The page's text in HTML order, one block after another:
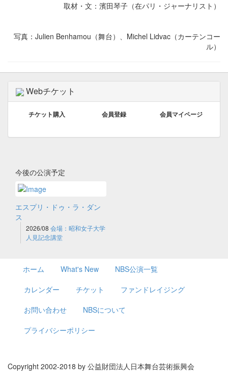
取材・文：濱田琴子（在パリ・ジャーナリスト）
写真：Julien Benhamou（舞台）、Michel Lidvac（カーテンコー
ル）
Webチケット
チケット購入 会員登録 会員マイページ
今後の公演予定
エスプリ・ドゥ・ラ・ダン
ス
2026/08 会場：昭和女子大学
人見記念講堂
ホーム What's New
NBS公演一覧
カレンダー
チケット
ファンドレイジング
お問い合わせ
NBSについて
プライバシーポリシー
Copyright 2002-2018 by 公益財団法人日本舞台芸術振興会